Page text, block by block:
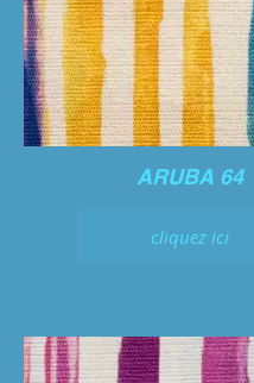
ARUBA 64
cliquez ici